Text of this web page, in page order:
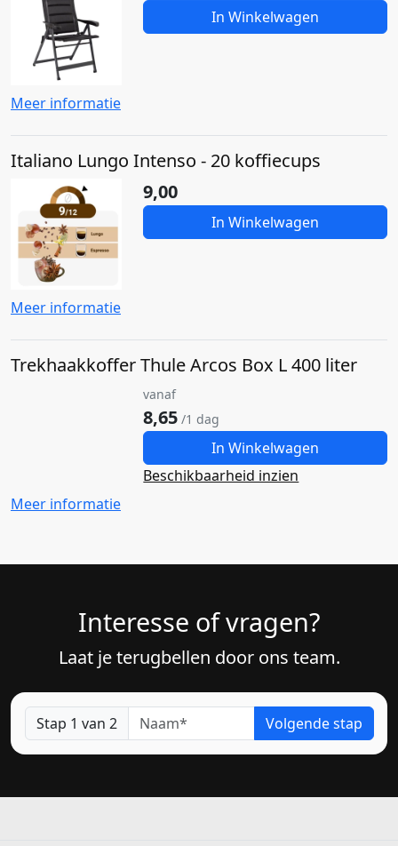
In Winkelwagen
Meer informatie
Italiano Lungo Intenso - 20 koffiecups
9,00
In Winkelwagen
Meer informatie
Trekhaakkoffer Thule Arcos Box L 400 liter
vanaf
8,65 /1 dag
In Winkelwagen
Beschikbaarheid inzien
Meer informatie
Interesse of vragen?
Laat je terugbellen door ons team.
Stap 1 van 2
Naam Volgende stap